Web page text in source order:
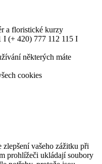
a floristické kurzy
I (+ 420) 777 112 115 I
některých máte
cookies
vašeho zážitku při
prohlížeči ukládají soubory